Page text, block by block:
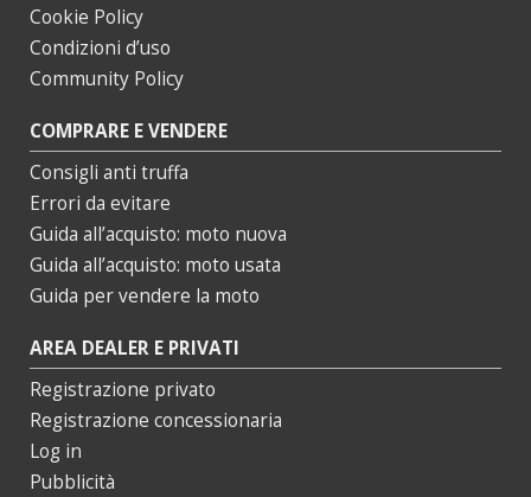
Cookie Policy
Condizioni d’uso
Community Policy
COMPRARE E VENDERE
Consigli anti truffa
Errori da evitare
Guida all’acquisto: moto nuova
Guida all’acquisto: moto usata
Guida per vendere la moto
AREA DEALER E PRIVATI
Registrazione privato
Registrazione concessionaria
Log in
Pubblicità